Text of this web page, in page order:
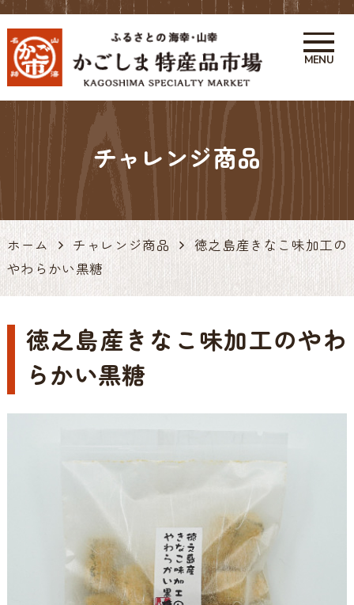
かごしま特産品市場 かご市 鹿
児島の特産品・お土産アンテナ
MENU
チャレンジ商品
ホーム チャレンジ商品
徳之島産きなこ味加工の
やわらかい黒糖
徳之島産きなこ味加工のやわ
らかい黒糖